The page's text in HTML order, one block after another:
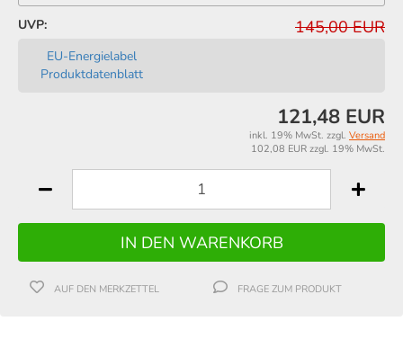
UVP: 145,00 EUR
EU-Energielabel
Produktdatenblatt
121,48 EUR
inkl. 19% MwSt. zzgl. Versand
102,08 EUR zzgl. 19% MwSt.
AUF DEN MERKZETTEL FRAGE ZUM PRODUKT